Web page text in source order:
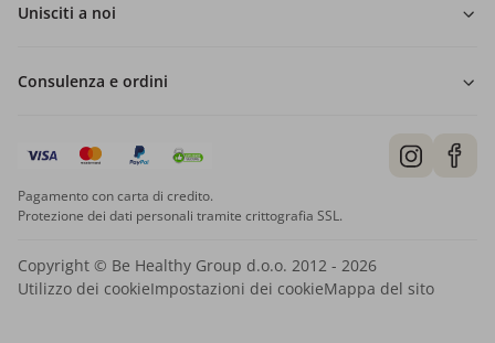
Unisciti a noi
Consulenza e ordini
Pagamento con carta di credito.
Protezione dei dati personali tramite crittografia SSL.
Copyright © Be Healthy Group d.o.o. 2012 - 2026
Utilizzo dei cookieImpostazioni dei cookieMappa del sito